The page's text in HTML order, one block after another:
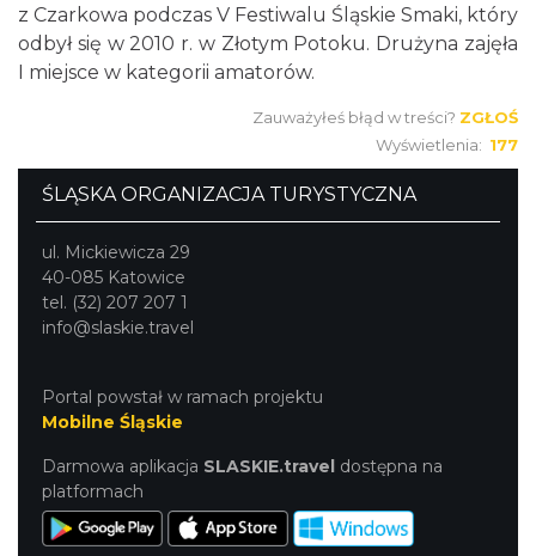
z Czarkowa podczas V Festiwalu Śląskie Smaki, który
odbył się w 2010 r. w Złotym Potoku. Drużyna zajęła
I miejsce w kategorii amatorów.
Zauważyłeś błąd w treści? ZGŁOŚ
Wyświetlenia: 177
ŚLĄSKA ORGANIZACJA TURYSTYCZNA
ul. Mickiewicza 29
40-085 Katowice
tel. (32) 207 207 1
info@slaskie.travel
Portal powstał w ramach projektu
Mobilne Śląskie
Darmowa aplikacja SLASKIE.travel dostępna na
platformach